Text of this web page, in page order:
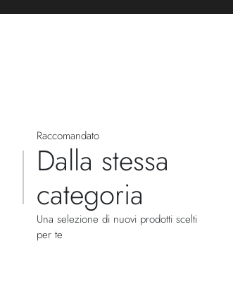
Raccomandato
Dalla stessa
categoria
Una selezione di nuovi prodotti scelti
per te